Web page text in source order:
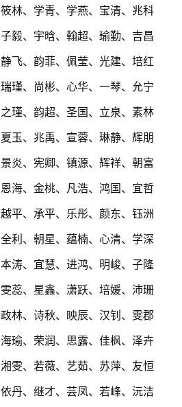
筱林、学青、学燕、宝清、兆科
子毅、宇晗、翰超、瑜勤、吉昌
静飞、韵菲、佩莹、光建、培红
瑞瑾、尚彬、心华、一琴、允宁
之瑾、韵超、圣国、立泉、素林
夏玉、兆禹、宣蓉、琳静、辉朋
景炎、宪卿、镇源、辉祥、朝富
恩海、金桃、凡浩、鸿国、宜哲
越平、承平、乐彤、颜东、钰洲
全利、朝星、蕴楠、心清、学深
本涛、宜慧、进鸿、明峻、子隆
雯蕊、星鑫、潇跃、培媛、沛珊
政林、诗秋、映辰、汉钊、雯郡
海瑜、荣润、思露、佳枫、泽卉
湘雯、若薇、艺茹、苏萍、友恒
依丹、继才、芸凤、若峰、沅洁